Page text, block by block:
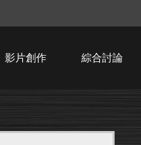
影片創作 綜合討論